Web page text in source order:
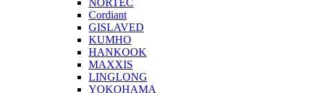
NORTEС
Cordiant
GISLAVED
KUMHO
HANKOOK
MAXXIS
LINGLONG
YOKOHAMA